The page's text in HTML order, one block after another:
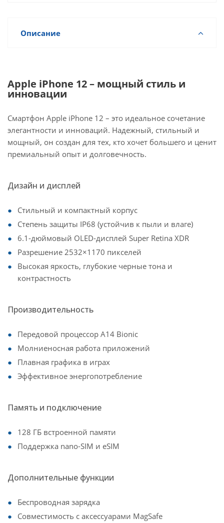
Описание
Apple iPhone 12 – мощный стиль и
инновации
Смартфон Apple iPhone 12 – это идеальное сочетание
элегантности и инноваций. Надежный, стильный и
мощный, он создан для тех, кто хочет большего и ценит
премиальный опыт и долговечность.
Дизайн и дисплей
Стильный и компактный корпус
Степень защиты IP68 (устойчив к пыли и влаге)
6.1-дюймовый OLED-дисплей Super Retina XDR
Разрешение 2532×1170 пикселей
Высокая яркость, глубокие черные тона и
контрастность
Производительность
Передовой процессор A14 Bionic
Молниеносная работа приложений
Плавная графика в играх
Эффективное энергопотребление
Память и подключение
128 ГБ встроенной памяти
Поддержка nano-SIM и eSIM
Дополнительные функции
Беспроводная зарядка
Совместимость с аксессуарами MagSafe